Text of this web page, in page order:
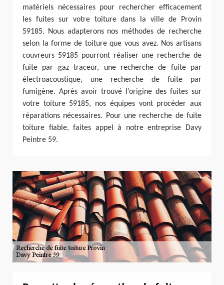
matériels nécessaires pour rechercher efficacement
les fuites sur votre toiture dans la ville de Provin
59185. Nous adapterons nos méthodes de recherche
selon la forme de toiture que vous avez. Nos artisans
couvreurs 59185 pourront réaliser une recherche de
fuite par gaz traceur, une recherche de fuite par
électroacoustique, une recherche de fuite par
fumigène. Après avoir trouvé l’origine des fuites sur
votre toiture 59185, nos équipes vont procéder aux
réparations nécessaires. Pour une recherche de fuite
toiture fiable, faites appel à notre entreprise Davy
Peintre 59.